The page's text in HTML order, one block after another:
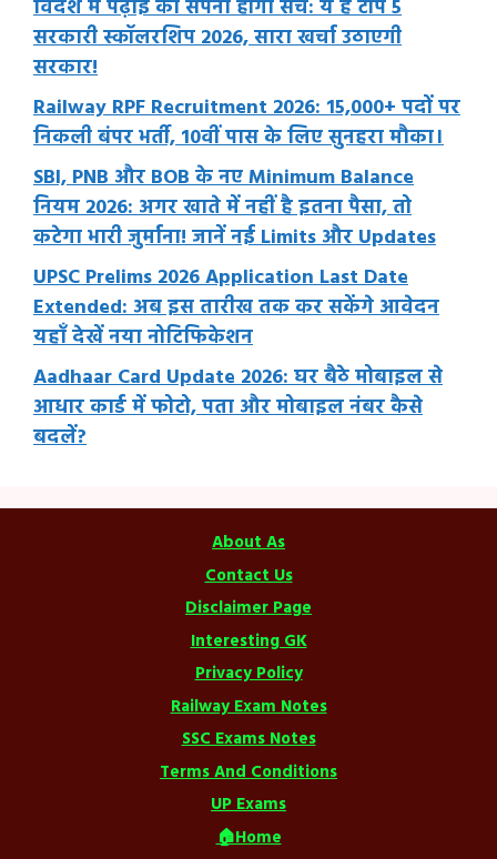
विदेश में पढ़ाई का सपना होगा सच: ये हैं टॉप 5
सरकारी स्कॉलरशिप 2026, सारा खर्चा उठाएगी
सरकार!
Railway RPF Recruitment 2026: 15,000+ पदों पर
निकली बंपर भर्ती, 10वीं पास के लिए सुनहरा मौका।
SBI, PNB और BOB के नए Minimum Balance
नियम 2026: अगर खाते में नहीं है इतना पैसा, तो
कटेगा भारी जुर्माना! जानें नई Limits और Updates
UPSC Prelims 2026 Application Last Date
Extended: अब इस तारीख तक कर सकेंगे आवेदन
यहाँ देखें नया नोटिफिकेशन
Aadhaar Card Update 2026: घर बैठे मोबाइल से
आधार कार्ड में फोटो, पता और मोबाइल नंबर कैसे
बदलें?
About As
Contact Us
Disclaimer Page
Interesting GK
Privacy Policy
Railway Exam Notes
SSC Exams Notes
Terms And Conditions
UP Exams
🏠Home